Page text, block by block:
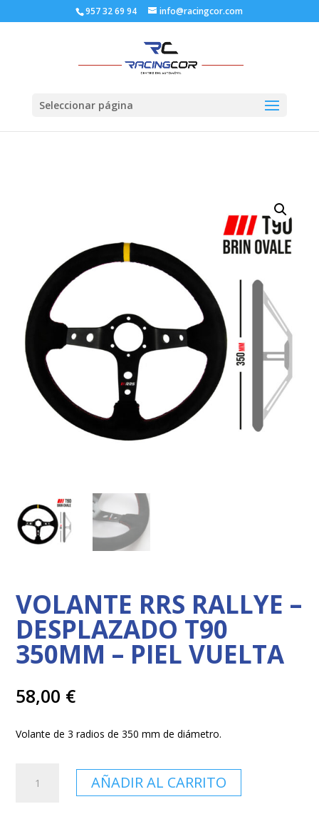
957 32 69 94 info@racingcor.com
Seleccionar página
VOLANTE RRS RALLYE –
DESPLAZADO T90
350MM – PIEL VUELTA
58,00 €
Volante de 3 radios de 350 mm de diámetro.
AÑADIR AL CARRITO